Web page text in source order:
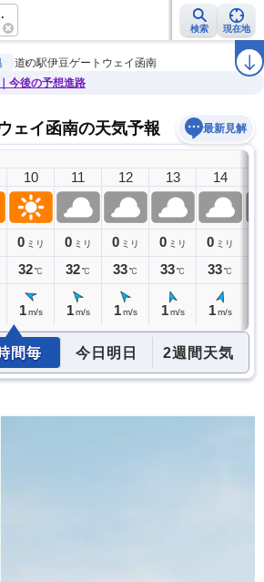
イ函南
検索 現在地
地震情報 警報・注意報 ラ
道の駅伊豆ゲートウェイ函南
今後の予想進路
ェイ函南の天気予報 最新見解
10
0 ミリ
32℃
1 m/s
11
0 ミリ
32℃
1 m/s
12
0 ミリ
33℃
1 m/s
13
0 ミリ
33℃
1 m/s
14
0 ミリ
33℃
1 m/s
間毎 今日明日 2週間天気